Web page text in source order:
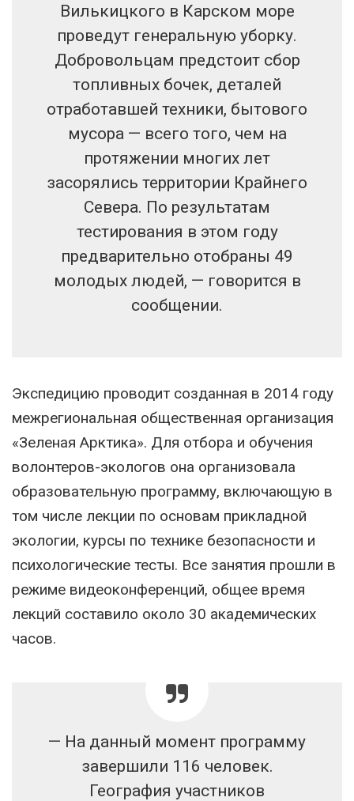
Вилькицкого в Карском море
проведут генеральную уборку.
Добровольцам предстоит сбор
топливных бочек, деталей
отработавшей техники, бытового
мусора — всего того, чем на
протяжении многих лет
засорялись территории Крайнего
Севера. По результатам
тестирования в этом году
предварительно отобраны 49
молодых людей, — говорится в
сообщении.
Экспедицию проводит созданная в 2014 году
межрегиональная общественная организация
«Зеленая Арктика». Для отбора и обучения
волонтеров-экологов она организовала
образовательную программу, включающую в
том числе лекции по основам прикладной
экологии, курсы по технике безопасности и
психологические тесты. Все занятия прошли в
режиме видеоконференций, общее время
лекций составило около 30 академических
часов.
— На данный момент программу
завершили 116 человек.
География участников